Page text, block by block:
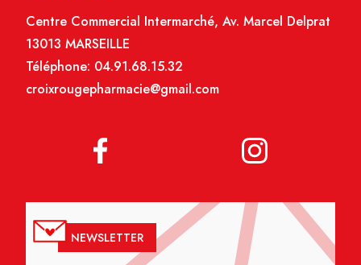
Centre Commercial Intermarché, Av. Marcel Delprat
13013 MARSEILLE
Téléphone: 04.91.68.15.32
croixrougepharmacie@gmail.com
NEWSLETTER